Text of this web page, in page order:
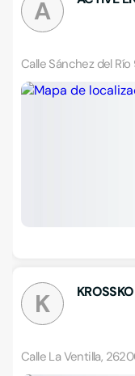
A
Calle Sánchez del Río
K KROSSKO
Calle La Ventilla,